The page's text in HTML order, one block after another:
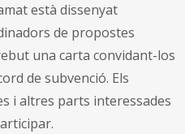
està dissenyat
de propostes
una carta convidant-los
de subvenció. Els
i altres parts interessades